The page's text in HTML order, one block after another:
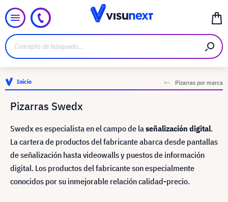
Inicio Pizarras por marca
Pizarras Swedx
Swedx es especialista en el campo de laseñalización digital.
La cartera de productos del fabricante abarca desde pantallas
de señalización hasta videowalls y puestos de información
digital. Los productos del fabricante son especialmente
conocidos por su inmejorable relación calidad-precio.